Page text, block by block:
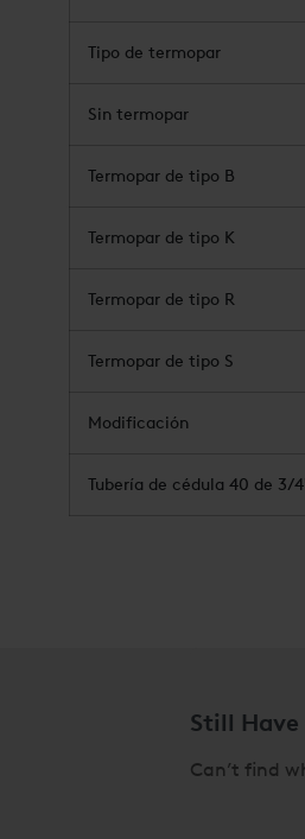
Tipo de termopar
Sin termopar
Termopar de tipo B
Termopar de tipo K
Termopar de tipo R
Termopar de tipo S
Modificación
Tubería de cédula 40 de 3/
Still Have
Can’t find